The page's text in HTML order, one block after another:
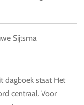
Sijtsma
dagboek staat Het
centraal. Voor